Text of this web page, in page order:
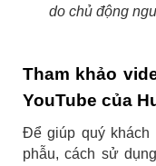
do chủ động
Tham khảo
YouTube của
Để giúp quý khách
phẫu, cách sử